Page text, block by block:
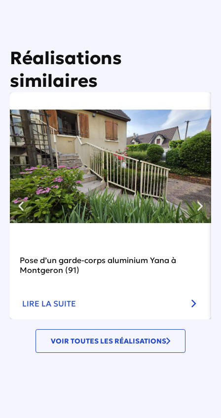
Réalisations
similaires
Pose d’un garde-corps aluminium Yana à
Montgeron (91)
LIRE LA SUITE
VOIR TOUTES LES RÉALISATIONS